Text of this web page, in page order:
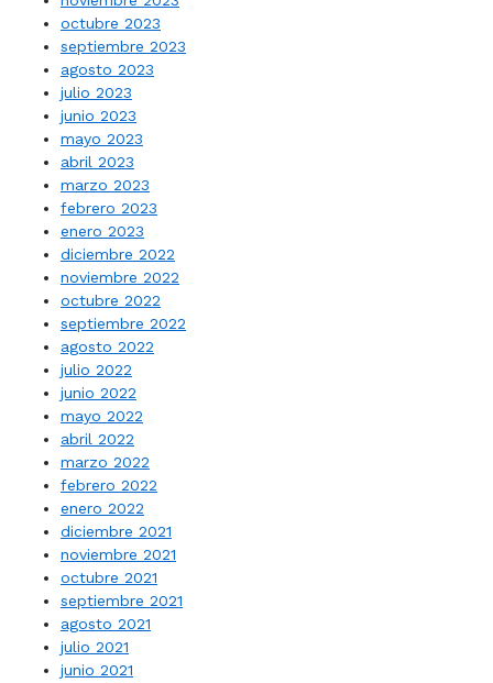
octubre 2023
septiembre 2023
agosto 2023
julio 2023
junio 2023
mayo 2023
abril 2023
marzo 2023
febrero 2023
enero 2023
diciembre 2022
noviembre 2022
octubre 2022
septiembre 2022
agosto 2022
julio 2022
junio 2022
mayo 2022
abril 2022
marzo 2022
febrero 2022
enero 2022
diciembre 2021
noviembre 2021
octubre 2021
septiembre 2021
agosto 2021
julio 2021
junio 2021